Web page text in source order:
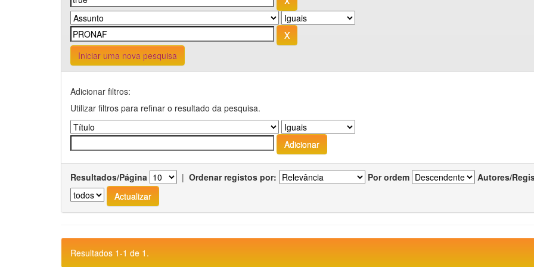
Iniciar uma nova pesquisa
Adicionar filtros:
Utilizar filtros para refinar o resultado da pesquisa.
Resultados/Página | Ordenar registos por: Por ordem Autores/
Resultados 1-1 de 1.